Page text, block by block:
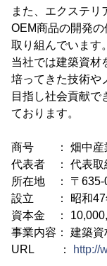
また、エクステリ
OEM商品の開発
取り組んでいます。
当社では建築資材
培ってきた技術や
目指し社会貢献で
ております。
商号 ： 畑中産
代表者 ： 代表
所在地 ： 〒635-
設立 ： 昭和47
資本金 ：
事業内容： 建築資
URL ：
http://